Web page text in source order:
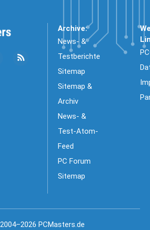
Archive:
News- &
Testberichte
Sitemap
Sitemap &
Archiv
News- &
Test-Atom-
Feed
PC Forum
Sitemap
PCMasters.de